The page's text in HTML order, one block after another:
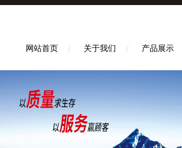
网站首页 关于我们 产品展示